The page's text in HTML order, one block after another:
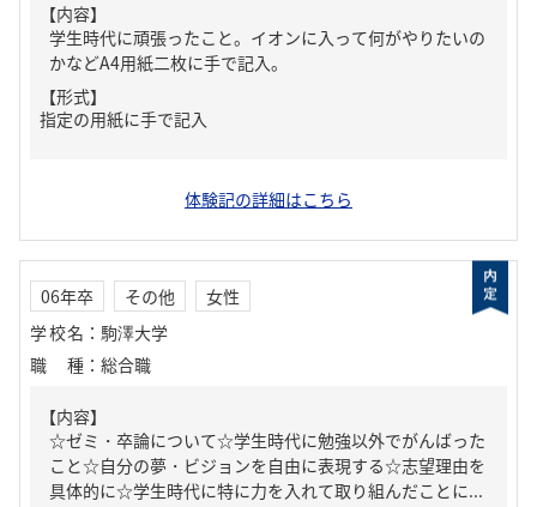
【内容】
学生時代に頑張ったこと。イオンに入って何がやりたいの
かなどA4用紙二枚に手で記入。
【形式】
指定の用紙に手で記入
体験記の詳細はこちら
06年卒 その他
女性
学校名 ： 駒澤大学
職種 ： 総合職
【内容】
☆ゼミ・卒論について☆学生時代に勉強以外でがんばった
こと☆自分の夢・ビジョンを自由に表現する☆志望理由を
具体的に☆学生時代に特に力を入れて取り組んだことに...